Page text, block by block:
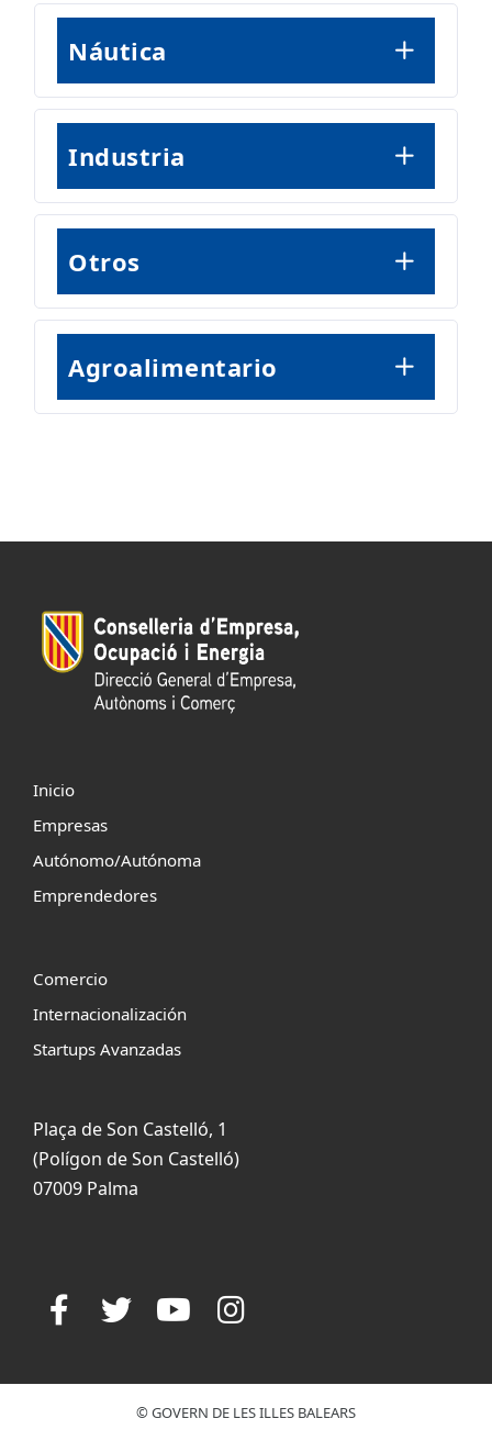
Náutica
Industria
Otros
Agroalimentario
Inicio
Empresas
Autónomo/Autónoma
Emprendedores
Comercio
Internacionalización
Startups Avanzadas
Plaça de Son Castelló, 1
(Polígon de Son Castelló)
07009 Palma
© GOVERN DE LES ILLES BALEARS